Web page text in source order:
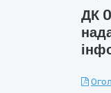
ДК